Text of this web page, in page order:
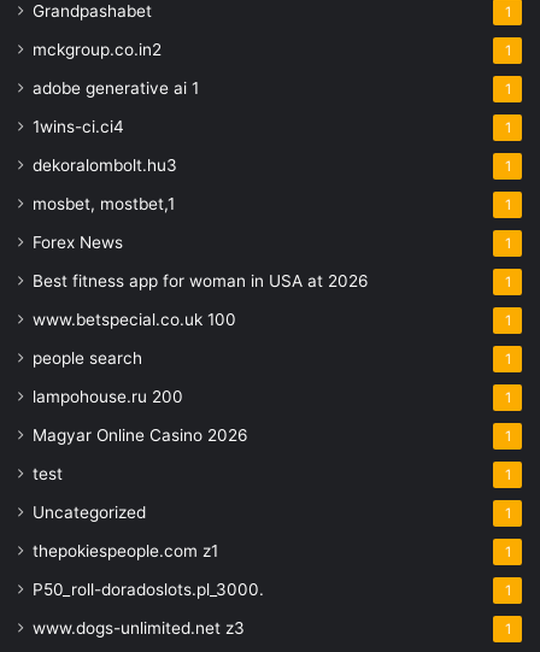
Grandpashabet 1
mckgroup.co.in2 1
adobe generative ai 1 1
1wins-ci.ci4 1
dekoralombolt.hu3 1
mosbet, mostbet,1 1
Forex News 1
Best fitness app for woman in USA at 2026 1
www.betspecial.co.uk 100 1
people search 1
lampohouse.ru 200 1
Magyar Online Casino 2026 1
test 1
Uncategorized 1
thepokiespeople.com z1 1
P50_roll-doradoslots.pl_3000. 1
www.dogs-unlimited.net z3 1